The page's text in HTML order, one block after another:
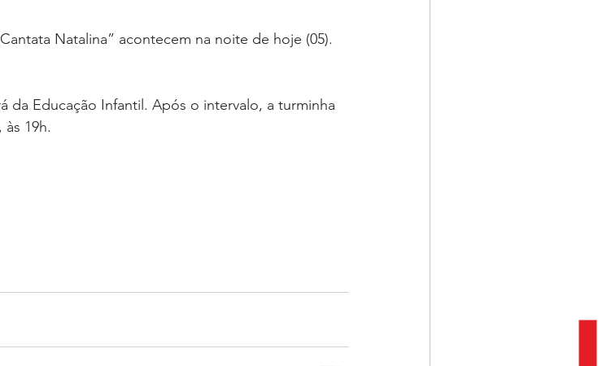
Natalina” acontecem na noite de hoje (05).
da Educação Infantil. Após o intervalo, a turminha
19h.